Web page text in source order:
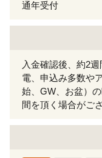
通年受付
入金確認後、約2
電、申込み多数や
始、GW、お盆）
間を頂く場合がご